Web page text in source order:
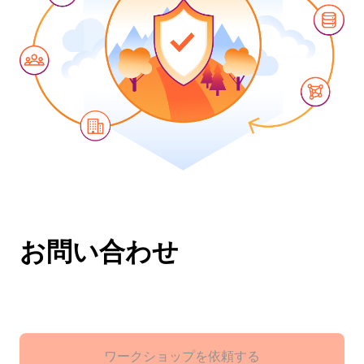
お問い合わせ
ワークショップを依頼する